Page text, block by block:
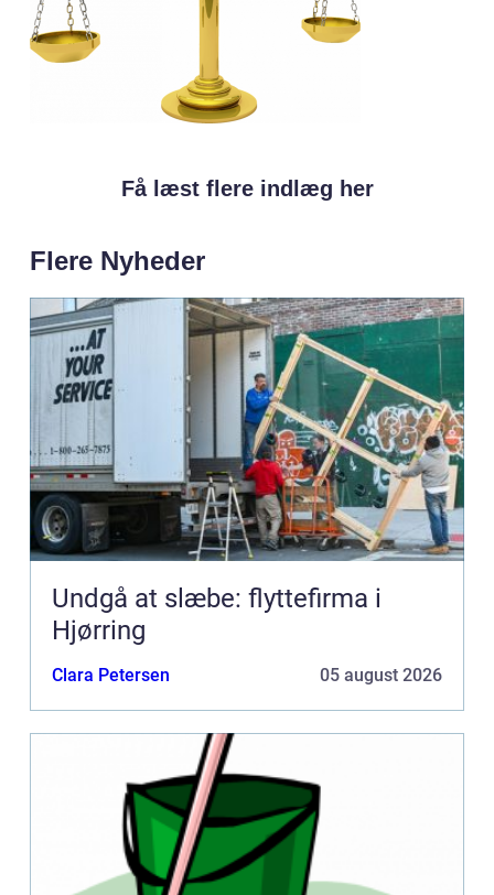
Få læst flere indlæg her
Flere Nyheder
Undgå at slæbe: flyttefirma i
Hjørring
Clara Petersen 05 august 2026